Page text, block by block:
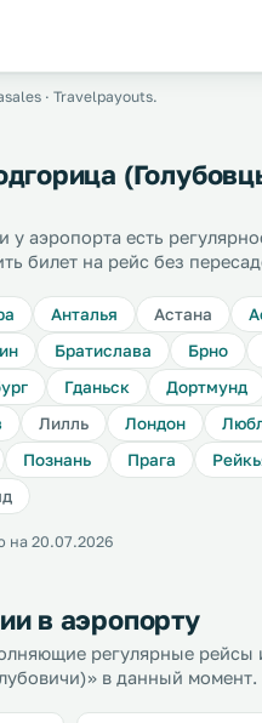
· Travelpayouts.
у аэропорта есть
билет на рейс без
Анталья Астана
Братислава Брно
Гданьск Дортмунд
Лилль Лондон
Познань Прага
на 20.07.2026
в аэропорту
регулярные рейсы
в данный момент.